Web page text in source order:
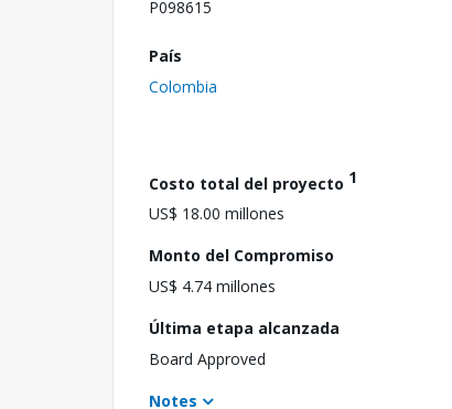
P098615
País
Colombia
Costo total del proyecto 1
US$ 18.00 millones
Monto del Compromiso
US$ 4.74 millones
Última etapa alcanzada
Board Approved
Notes